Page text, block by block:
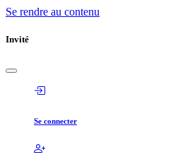
Se rendre au contenu
Invité
Se connecter